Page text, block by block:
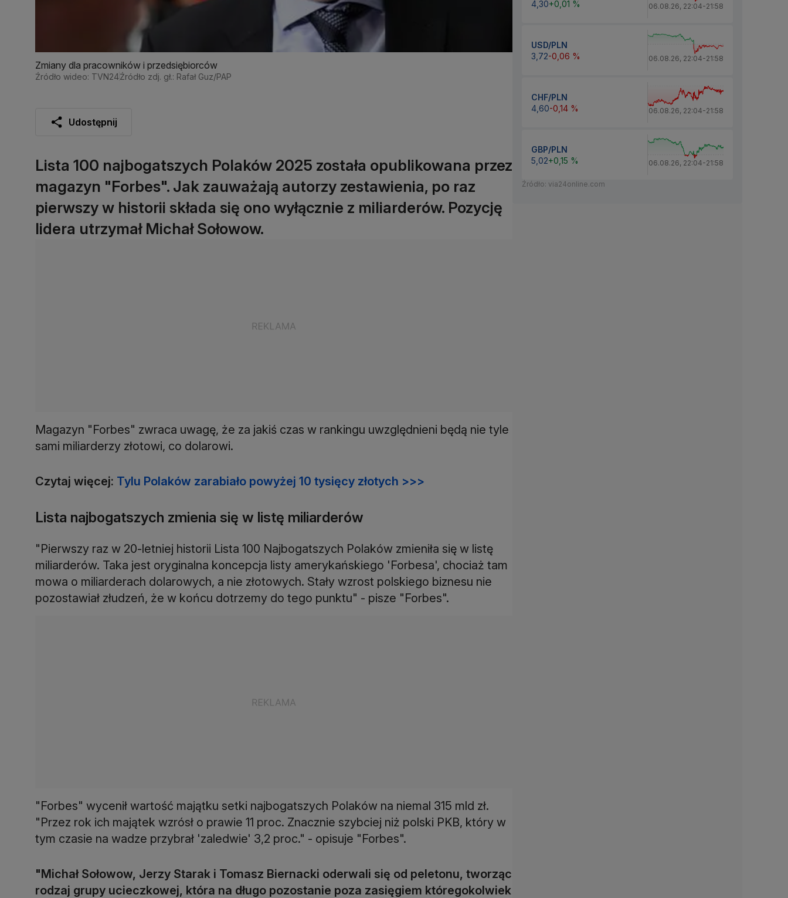
Zmiany dla pracowników i przedsiębiorców
Źródło wideo: TVN24Źródło zdj. gł.: Rafał Guz/PAP
Udostępnij
Lista 100 najbogatszych Polaków 2025 została opublikowana przez
magazyn "Forbes". Jak zauważają autorzy zestawienia, po raz
pierwszy w historii składa się ono wyłącznie z miliarderów. Pozycję
lidera utrzymał Michał Sołowow.
Magazyn "Forbes" zwraca uwagę, że za jakiś czas w rankingu uwzględnieni będą nie tyle
sami miliarderzy złotowi, co dolarowi.
Czytaj więcej: Tylu Polaków zarabiało powyżej 10 tysięcy złotych >>>
Lista najbogatszych zmienia się w listę miliarderów
"Pierwszy raz w 20-letniej historii Lista 100 Najbogatszych Polaków zmieniła się w listę
miliarderów. Taka jest oryginalna koncepcja listy amerykańskiego 'Forbesa', chociaż tam
mowa o miliarderach dolarowych, a nie złotowych. Stały wzrost polskiego biznesu nie
pozostawiał złudzeń, że w końcu dotrzemy do tego punktu" - pisze "Forbes".
"Forbes" wycenił wartość majątku setki najbogatszych Polaków na niemal 315 mld zł.
"Przez rok ich majątek wzrósł o prawie 11 proc. Znacznie szybciej niż polski PKB, który w
tym czasie na wadze przybrał 'zaledwie' 3,2 proc." - opisuje "Forbes".
"Michał Sołowow, Jerzy Starak i Tomasz Biernacki oderwali się od peletonu, tworząc
rodzaj grupy ucieczkowej, która na długo pozostanie poza zasięgiem któregokolwiek
4,30+0,01 % 06.08.26, 22:04-21:58
USD/PLN
3,72-0,06 % 06.08.26, 22:04-21:58
CHF/PLN
4,60-0,14 % 06.08.26, 22:04-21:58
GBP/PLN
5,02+0,15 % 06.08.26, 22:04-21:58
Źródło: via24online.com